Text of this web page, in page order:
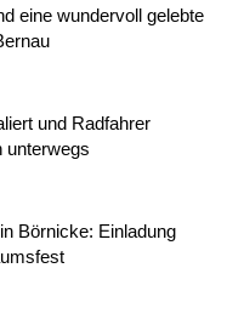
eine wundervoll gelebte
und Radfahrer
unterwegs
Börnicke: Einladung